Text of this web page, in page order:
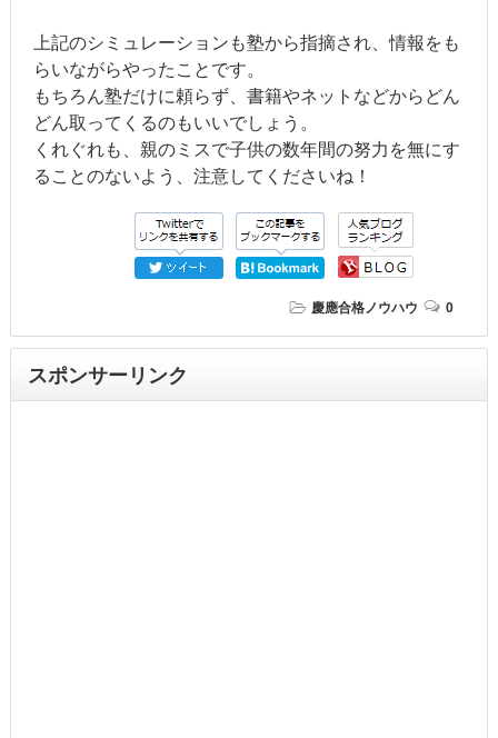
上記のシミュレーションも塾から指摘され、情報をも
らいながらやったことです。
もちろん塾だけに頼らず、書籍やネットなどからどん
どん取ってくるのもいいでしょう。
くれぐれも、親のミスで子供の数年間の努力を無にす
ることのないよう、注意してくださいね！
慶應合格ノウハウ 0
スポンサーリンク